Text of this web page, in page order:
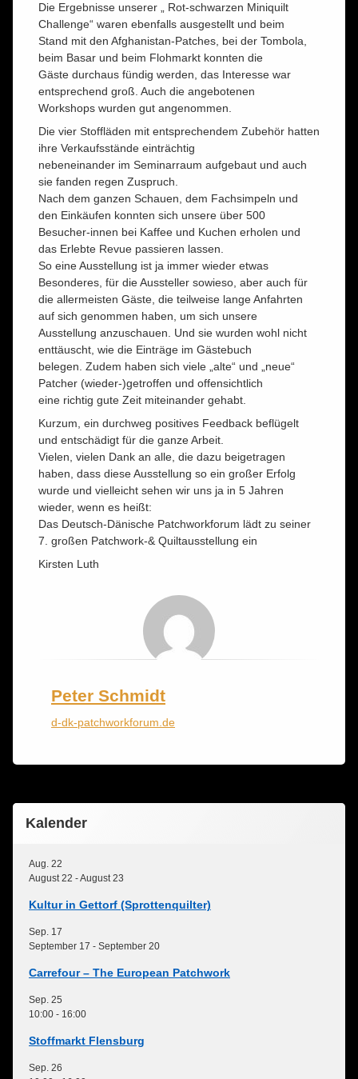
Die Ergebnisse unserer „ Rot-schwarzen Miniquilt
Challenge“ waren ebenfalls ausgestellt und beim
Stand mit den Afghanistan-Patches, bei der Tombola,
beim Basar und beim Flohmarkt konnten die
Gäste durchaus fündig werden, das Interesse war
entsprechend groß. Auch die angebotenen
Workshops wurden gut angenommen.
Die vier Stoffläden mit entsprechendem Zubehör hatten
ihre Verkaufsstände einträchtig
nebeneinander im Seminarraum aufgebaut und auch
sie fanden regen Zuspruch.
Nach dem ganzen Schauen, dem Fachsimpeln und
den Einkäufen konnten sich unsere über 500
Besucher-innen bei Kaffee und Kuchen erholen und
das Erlebte Revue passieren lassen.
So eine Ausstellung ist ja immer wieder etwas
Besonderes, für die Aussteller sowieso, aber auch für
die allermeisten Gäste, die teilweise lange Anfahrten
auf sich genommen haben, um sich unsere
Ausstellung anzuschauen. Und sie wurden wohl nicht
enttäuscht, wie die Einträge im Gästebuch
belegen. Zudem haben sich viele „alte“ und „neue“
Patcher (wieder-)getroffen und offensichtlich
eine richtig gute Zeit miteinander gehabt.
Kurzum, ein durchweg positives Feedback beflügelt
und entschädigt für die ganze Arbeit.
Vielen, vielen Dank an alle, die dazu beigetragen
haben, dass diese Ausstellung so ein großer Erfolg
wurde und vielleicht sehen wir uns ja in 5 Jahren
wieder, wenn es heißt:
Das Deutsch-Dänische Patchworkforum lädt zu seiner
7. großen Patchwork-& Quiltausstellung ein
Kirsten Luth
Peter Schmidt
d-dk-patchworkforum.de
Kalender
Aug. 22
August 22 -August 23
Kultur in Gettorf (Sprottenquilter)
Sep. 17
September 17 - September 20
Carrefour – The European Patchwork
Sep. 25
10:00 - 16:00
Stoffmarkt Flensburg
Sep. 26